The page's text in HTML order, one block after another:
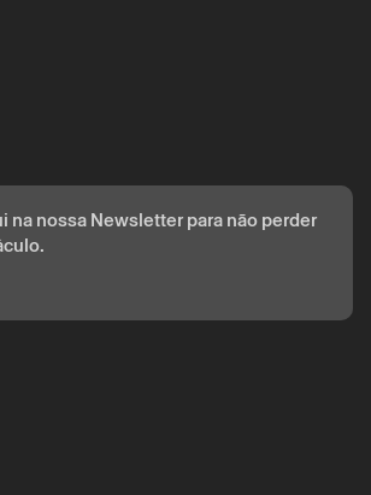
na nossa Newsletter para não perder